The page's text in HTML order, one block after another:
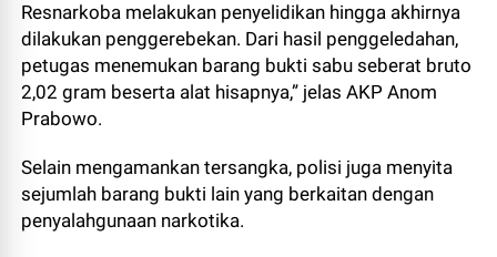
Resnarkoba melakukan penyelidikan hingga akhirnya
dilakukan penggerebekan. Dari hasil penggeledahan,
petugas menemukan barang bukti sabu seberat bruto
2,02 gram beserta alat hisapnya,” jelas AKP Anom
Prabowo.
Selain mengamankan tersangka, polisi juga menyita
sejumlah barang bukti lain yang berkaitan dengan
penyalahgunaan narkotika.